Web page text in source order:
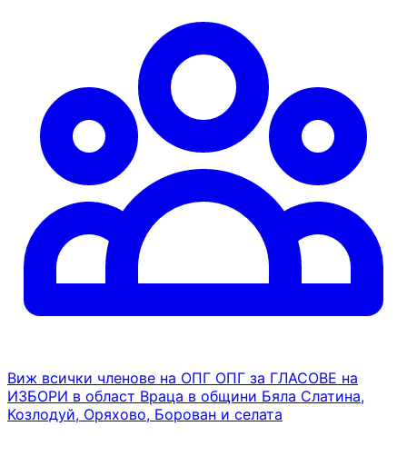
Виж всички членове на ОПГ ОПГ за ГЛАСОВЕ на
ИЗБОРИ в област Враца в общини Бяла Слатина,
Козлодуй, Оряхово, Борован и селата